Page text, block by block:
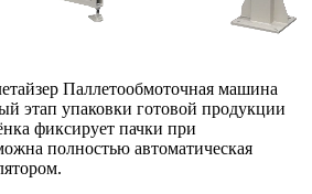
Паллетообмоточная машина
этап упаковки готовой продукции
фиксирует пачки при
полностью автоматическая